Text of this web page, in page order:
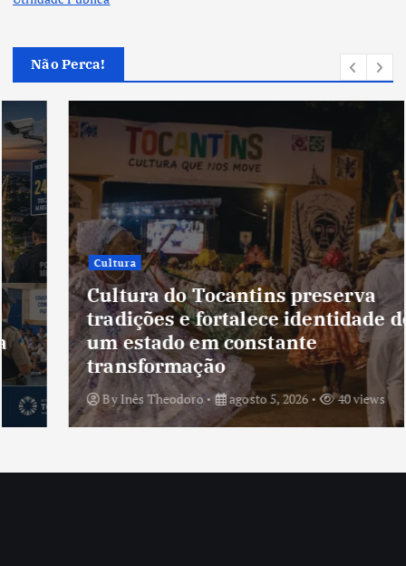
Não Perca!
Cultura
Cultura do Tocantins preserva
tradições e fortalece identidade de
um estado em constante
transformação
By Inês Theodoro agosto 5, 2026 40 views